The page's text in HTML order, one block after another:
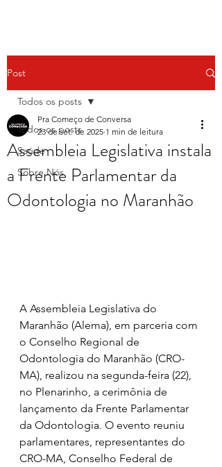
Post
Todos os posts
Saúde
Sobre Nós
Todos os posts
Assembleia Legislativa instala
a Frente Parlamentar da
Odontologia no Maranhão
Pra Começo de Conversa
23 de set. de 2025 1 min de leitura
A Assembleia Legislativa do
Maranhão (Alema), em parceria com
o Conselho Regional de
Odontologia do Maranhão (CRO-
MA), realizou na segunda-feira (22),
no Plenarinho, a cerimônia de
lançamento da Frente Parlamentar
da Odontologia. O evento reuniu
parlamentares, representantes do
CRO-MA, Conselho Federal de